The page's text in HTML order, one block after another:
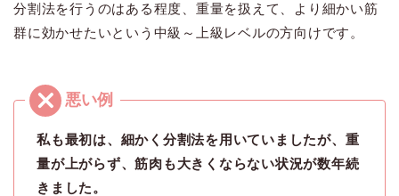
分割法を行うのはある程度、重量を扱えて、より細かい筋
群に効かせたいという中級～上級レベルの方向けです。
私も最初は、細かく分割法を用いていましたが、重
量が上がらず、筋肉も大きくならない状況が数年続
きました。